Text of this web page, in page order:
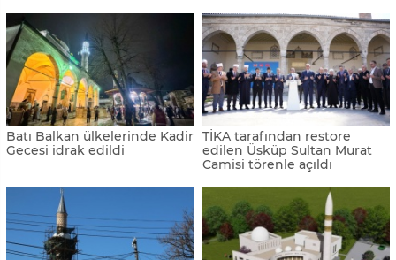
Batı Balkan ülkelerinde Kadir
Gecesi idrak edildi
TİKA tarafından restore
edilen Üsküp Sultan Murat
Camisi törenle açıldı